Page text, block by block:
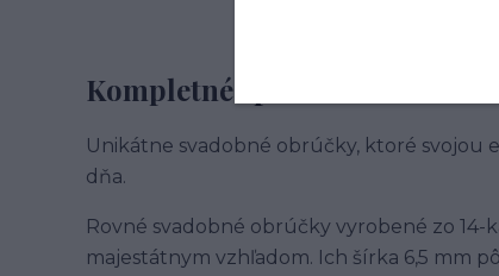
Kompletné špecifikácie
Unikátne svadobné obrúčky, ktoré svojou
dňa.
Rovné svadobné obrúčky vyrobené zo
majestátnym vzhľadom. Ich šírka 6,5 mm